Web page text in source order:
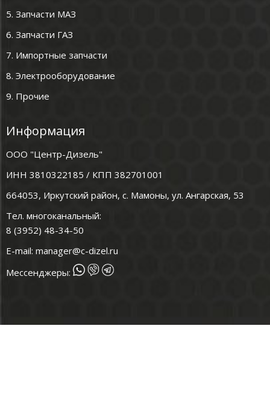
5. Запчасти МАЗ
6. Запчасти ГАЗ
7. Импортные запчасти
8. Электрооборудование
9. Прочие
Информация
ООО "Центр-Дизель"
ИНН 3810322185 / КПП 382701001
664053, Иркутский район, с. Мамоны, ул. Ангарская, 53
Тел. многоканальный:
8 (3952) 48-34-50
E-mail: manager@c-dizel.ru
Мессенджеры: